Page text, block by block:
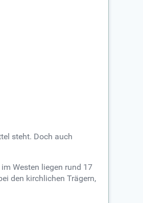
steht. Doch auch
Westen liegen rund 17
den kirchlichen Trägern,